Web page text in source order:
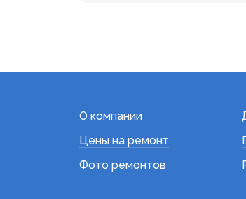
О компании
Цены на ремонт
Фото ремонтов